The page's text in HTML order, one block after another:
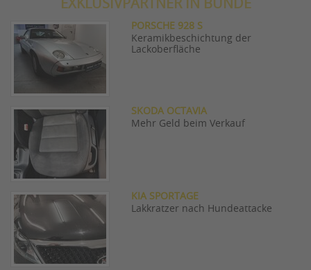
EXKLUSIVPARTNER IN BÜNDE
PORSCHE 928 S
Keramikbeschichtung der
Lackoberfläche
SKODA OCTAVIA
Mehr Geld beim Verkauf
KIA SPORTAGE
Lakkratzer nach Hundeattacke